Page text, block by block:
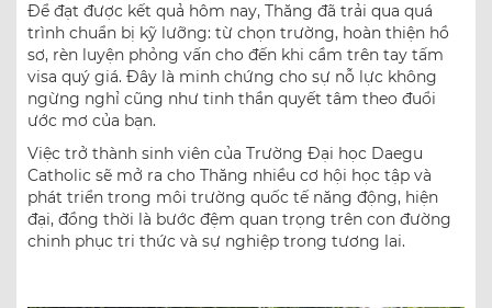
Để đạt được kết quả hôm nay, Thăng đã trải qua quá
trình chuẩn bị kỹ lưỡng: từ chọn trường, hoàn thiện hồ
sơ, rèn luyện phỏng vấn cho đến khi cầm trên tay tấm
visa quý giá. Đây là minh chứng cho sự nỗ lực không
ngừng nghỉ cũng như tinh thần quyết tâm theo đuổi
ước mơ của bạn.
Việc trở thành sinh viên của Trường Đại học Daegu
Catholic sẽ mở ra cho Thăng nhiều cơ hội học tập và
phát triển trong môi trường quốc tế năng động, hiện
đại, đồng thời là bước đệm quan trọng trên con đường
chinh phục tri thức và sự nghiệp trong tương lai.